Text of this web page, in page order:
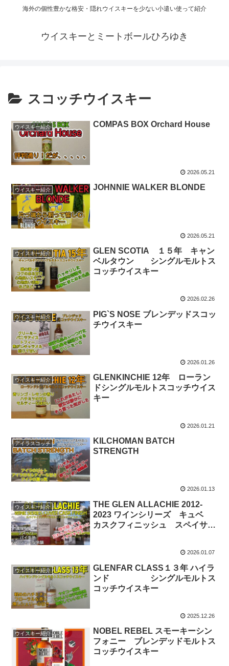
海外の個性豊かな格安・隠れウイスキーを少ない小遣い使って紹介
ウイスキーとミートボールひろゆき
スコッチウイスキー
ウイスキー紹介 COMPAS BOX Orchard House
2026.05.21
ウイスキー紹介 JOHNNIE WALKER BLONDE
2026.05.21
ウイスキー紹介
GLEN SCOTIA １５年 キャン
ベルタウン シングルモルトス
コッチウイスキー
2026.02.26
ウイスキー紹介
PIG`S NOSE ブレンデッドスコッ
チウイスキー
2026.01.26
ウイスキー紹介
GLENKINCHIE 12年 ローラン
ドシングルモルトスコッチウイス
キー
2026.01.21
アイラスコッチ
KILCHOMAN BATCH
STRENGTH
2026.01.13
ウイスキー紹介
THE GLEN ALLACHIE 2012-
2023 ワインシリーズ キュベ
カスクフィニッシュ スペイサイ
2026.01.07
ウイスキー紹介
GLENFAR CLASS１３年 ハイラ
ンド シングルモルトス
コッチウイスキー
2025.12.26
ウイスキー紹介
NOBEL REBEL スモーキーシン
フォニー ブレンデッドモルトス
コッチウイスキー